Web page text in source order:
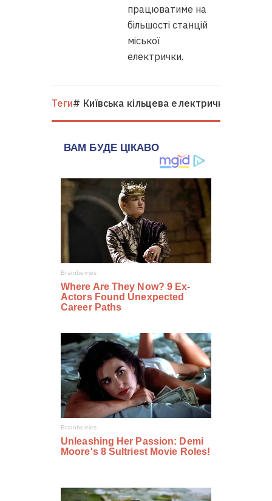
працюватиме на
більшості станцій
міської
електрички.
Теги# Київська кільцева електричка